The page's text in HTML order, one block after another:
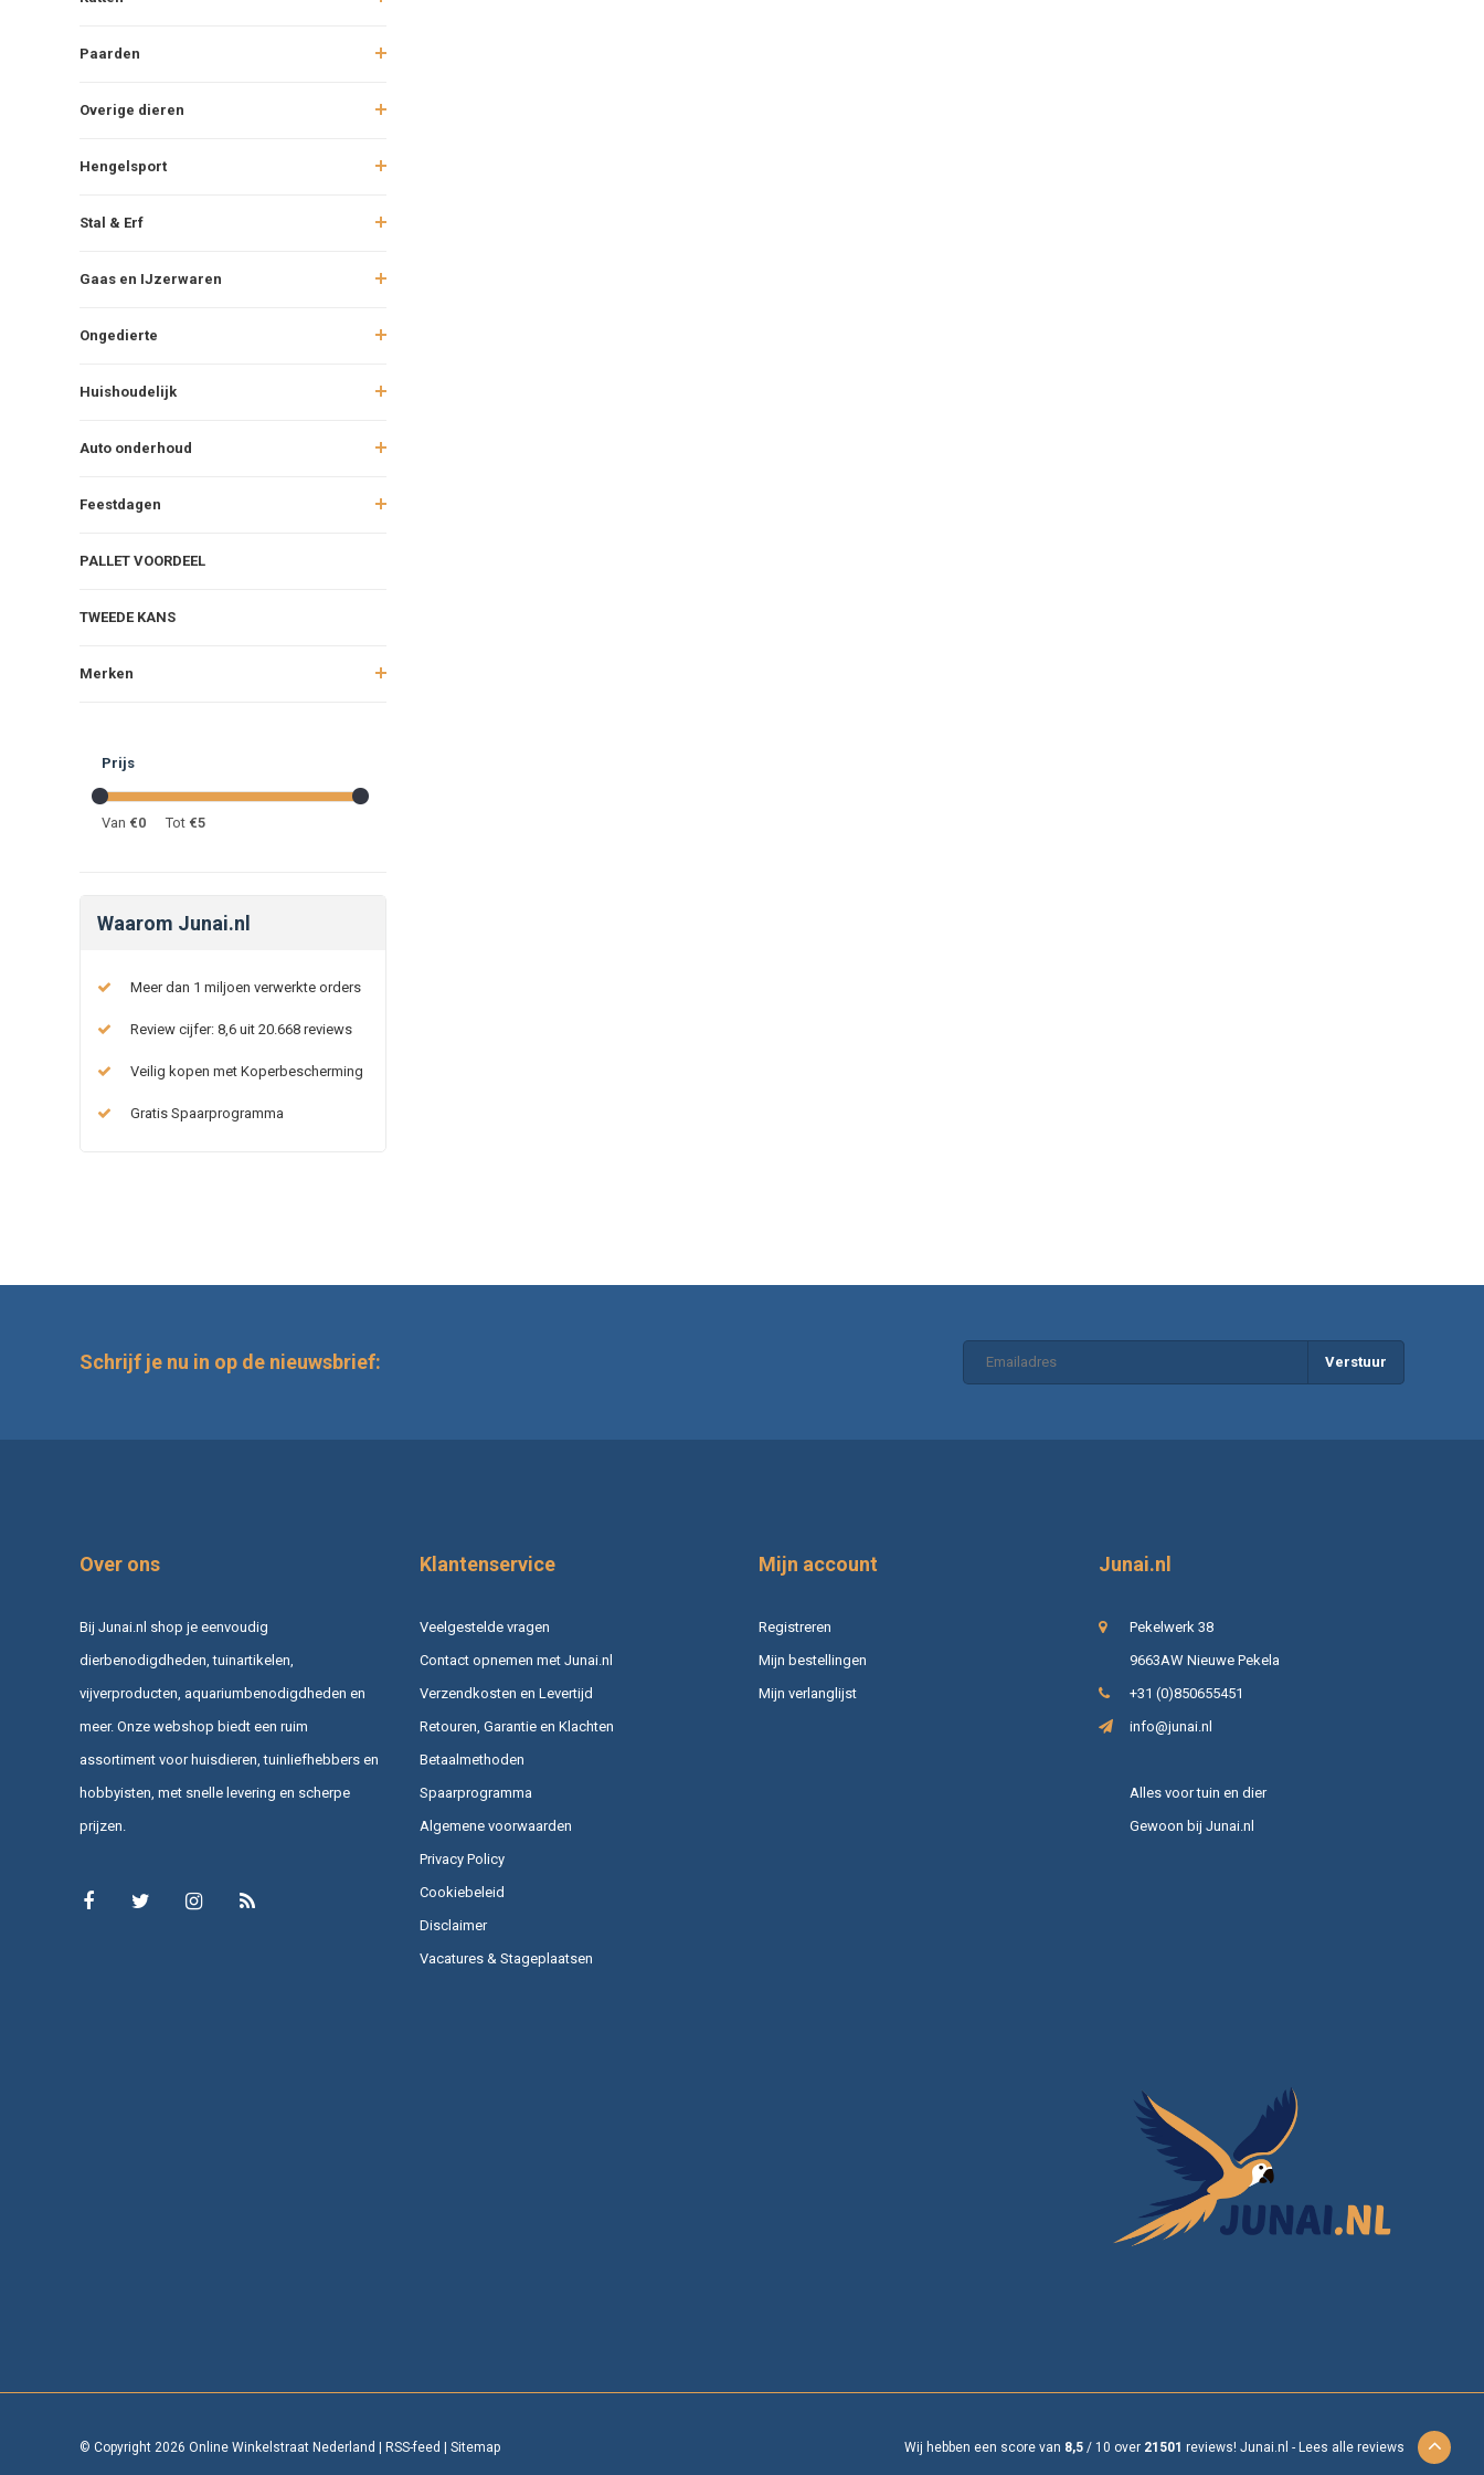
Paarden
Overige dieren
Hengelsport
Stal & Erf
Gaas en IJzerwaren
Ongedierte
Huishoudelijk
Auto onderhoud
Feestdagen
PALLET VOORDEEL
TWEEDE KANS
Merken
Prijs
Van €0 Tot €5
Waarom Junai.nl
Meer dan 1 miljoen verwerkte orders
Review cijfer: 8,6 uit 20.668 reviews
Veilig kopen met Koperbescherming
Gratis Spaarprogramma
Schrijf je nu in op de nieuwsbrief: Verstuur
Over ons
Bij Junai.nl shop je eenvoudig
dierbenodigdheden, tuinartikelen,
vijverproducten, aquariumbenodigdheden en
meer. Onze webshop biedt een ruim
assortiment voor huisdieren, tuinliefhebbers en
hobbyisten, met snelle levering en scherpe
prijzen.
Klantenservice
Veelgestelde vragen
Contact opnemen met Junai.nl
Verzendkosten en Levertijd
Retouren, Garantie en Klachten
Betaalmethoden
Spaarprogramma
Algemene voorwaarden
Privacy Policy
Cookiebeleid
Disclaimer
Vacatures & Stageplaatsen
Mijn account
Registreren
Mijn bestellingen
Mijn verlanglijst
Junai.nl
Pekelwerk 38
9663AW Nieuwe Pekela
+31 (0)850655451
info@junai.nl
Alles voor tuin en dier
Gewoon bij Junai.nl
© Copyright 2026 Online Winkelstraat Nederland | RSS-feed | Sitemap Wij hebben een score van 8,5 / 10 over 21501 reviews! Junai.nl - Lees alle reviews